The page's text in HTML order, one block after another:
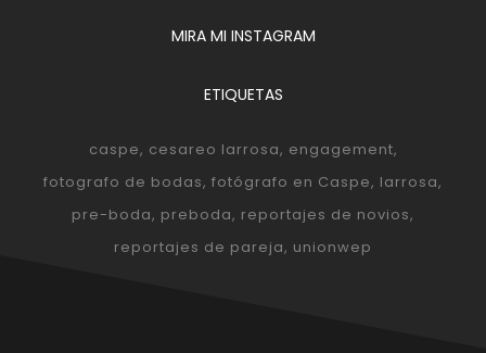
MIRA MI INSTAGRAM
ETIQUETAS
caspe cesareo larrosa engagement
fotografo de bodas fotógrafo en Caspe larrosa
pre-boda preboda reportajes de novios
reportajes de pareja unionwep